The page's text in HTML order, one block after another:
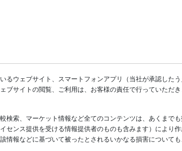
るウェブサイト、スマートフォンアプリ（当社が承認した
サイトの閲覧、ご利用は、お客様の責任で行っていただき
検索、マーケット情報など全てのコンテンツは、あくま
センス提供を受ける情報提供者のものも含みます）によ
報などに基づいて被ったとされるいかなる損害について